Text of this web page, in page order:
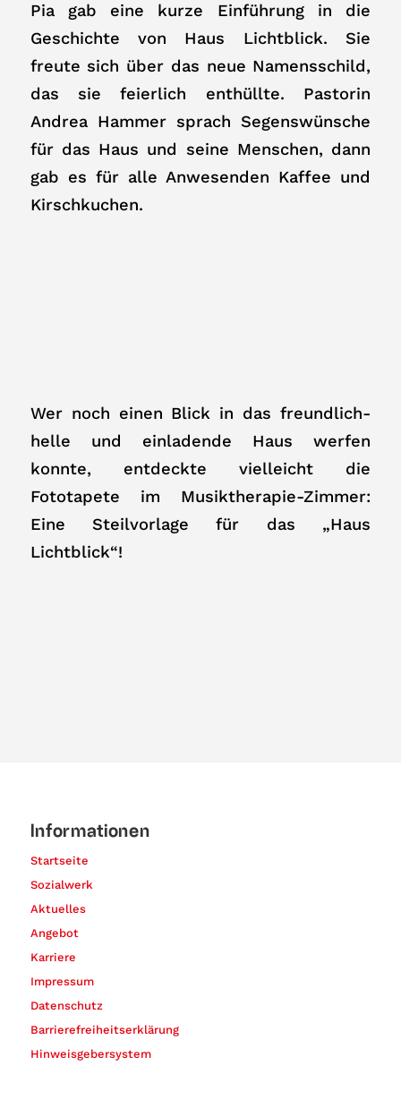
Pia gab eine kurze Einführung in die
Geschichte von Haus Lichtblick. Sie
freute sich über das neue Namensschild,
das sie feierlich enthüllte. Pastorin
Andrea Hammer sprach Segenswünsche
für das Haus und seine Menschen, dann
gab es für alle Anwesenden Kaffee und
Kirschkuchen.
Wer noch einen Blick in das freundlich-
helle und einladende Haus werfen
konnte, entdeckte vielleicht die
Fototapete im Musiktherapie-Zimmer:
Eine Steilvorlage für das „Haus
Lichtblick“!
Informationen
Startseite
Sozialwerk
Aktuelles
Angebot
Karriere
Impressum
Datenschutz
Barrierefreiheitserklärung
Hinweisgebersystem